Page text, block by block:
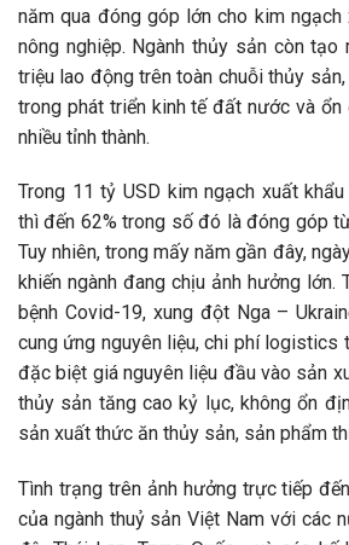
năm qua đóng góp lớn cho kim ngạch
nông nghiệp. Ngành thủy sản còn tạo
triệu lao động trên toàn chuỗi thủy
trong phát triển kinh tế đất nước và
nhiều tỉnh thành.
Trong 11 tỷ USD kim ngạch xuất
thì đến 62% trong số đó là đóng góp
Tuy nhiên, trong mấy năm gần đây,
khiến ngành đang chịu ảnh hưởng
bệnh Covid-19, xung đột Nga –
cung ứng nguyên liệu, chi phí logistics
đặc biệt giá nguyên liệu đầu vào sản
thủy sản tăng cao kỷ lục, không ổn
sản xuất thức ăn thủy sản, sản phẩm
Tình trạng trên ảnh hưởng trực tiếp
của ngành thuỷ sản Việt Nam với các